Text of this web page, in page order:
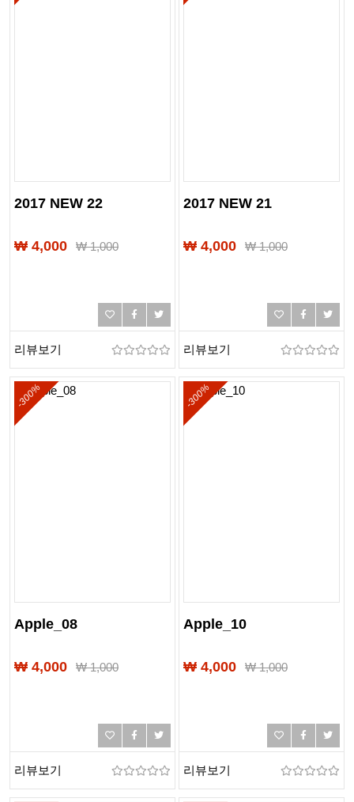
2017 NEW 22
₩ 4,000 ₩1,000
리뷰보기
2017 NEW 21
₩ 4,000 ₩1,000
리뷰보기
-300%
Apple_08
₩ 4,000 ₩1,000
리뷰보기
-300%
Apple_10
₩ 4,000 ₩1,000
리뷰보기